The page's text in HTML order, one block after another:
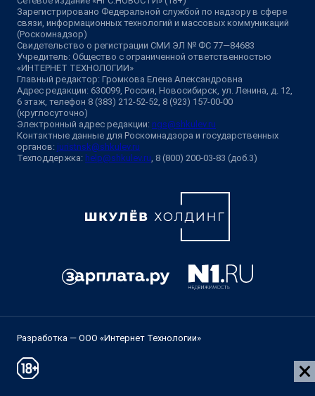
Зарегистрировано Федеральной службой по надзору в сфере
связи, информационных технологий и массовых коммуникаций
(Роскомнадзор)
Свидетельство о регистрации СМИ ЭЛ № ФС 77—84683
Учредитель: Общество с ограниченной ответственностью
«ИНТЕРНЕТ ТЕХНОЛОГИИ»
Главный редактор: Громкова Елена Александровна
Адрес редакции: 630099, Россия, Новосибирск, ул. Ленина, д. 12,
6 этаж, телефон 8 (383) 212-52-52, 8 (923) 157-00-00
(круглосуточно)
Электронный адрес редакции: ngs@shkulev.ru
Контактные данные для Роскомнадзора и государственных
органов: juristnsk@shkulev.ru
Техподдержка: help@shkulev.ru , 8 (800) 200-03-83 (доб.3)
Разработка — ООО «Интернет Технологии»